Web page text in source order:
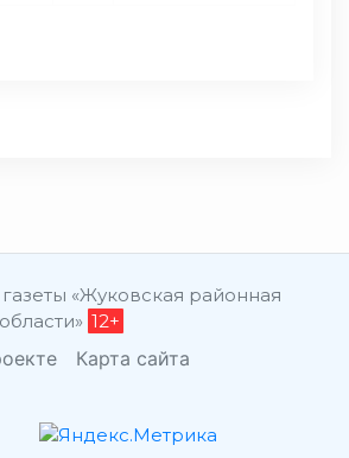
«Жуковская районная
12+
Карта сайта